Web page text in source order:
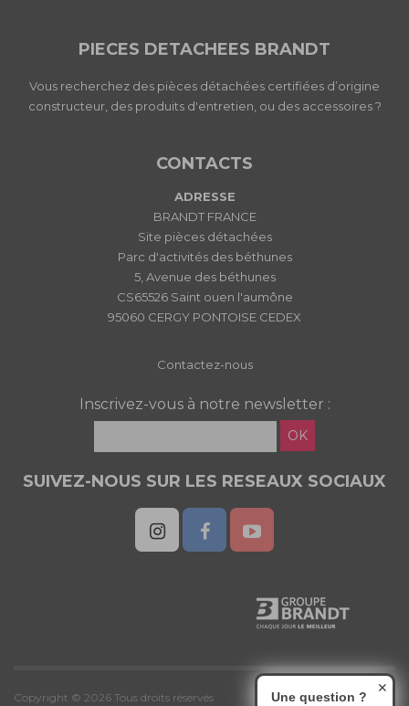
PIECES DETACHEES BRANDT
Vous recherchez des pièces détachées certifiées d’origine
constructeur, des produits d'entretien, ou des accessoires ?
CONTACTS
ADRESSE
BRANDT FRANCE
Site pièces détachées
Parc d'activités des béthunes
5, Avenue des béthunes
CS65526 Saint ouen l'aumône
95060 CERGY PONTOISE CEDEX
Contactez-nous
Inscrivez-vous à notre newsletter :
OK
SUIVEZ-NOUS SUR LES RESEAUX SOCIAUX
Copyright © 2026 Tous droits réservés Une question ?
✕